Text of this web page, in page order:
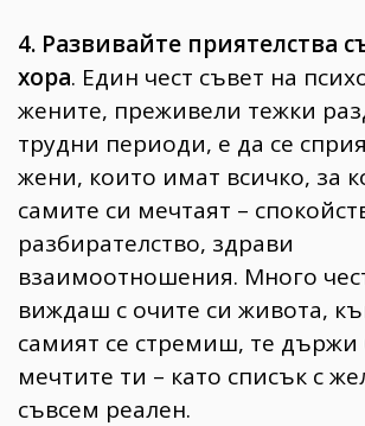
4. Развивайте приятелства
хора. Един чест съвет на
жените, преживели тежки
трудни периоди, е да се
жени, които имат всичко, за
самите си мечтаят –
разбирателство, здрави
взаимоотношения. Много
виждаш с очите си живота,
самият се стремиш, те държи
мечтите ти – като списък с
съвсем реален.